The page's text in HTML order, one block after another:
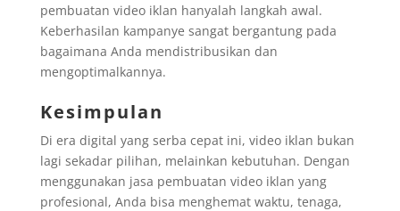
pembuatan video iklan hanyalah langkah awal.
Keberhasilan kampanye sangat bergantung pada
bagaimana Anda mendistribusikan dan
mengoptimalkannya.
Kesimpulan
Di era digital yang serba cepat ini, video iklan bukan
lagi sekadar pilihan, melainkan kebutuhan. Dengan
menggunakan jasa pembuatan video iklan yang
profesional, Anda bisa menghemat waktu, tenaga,